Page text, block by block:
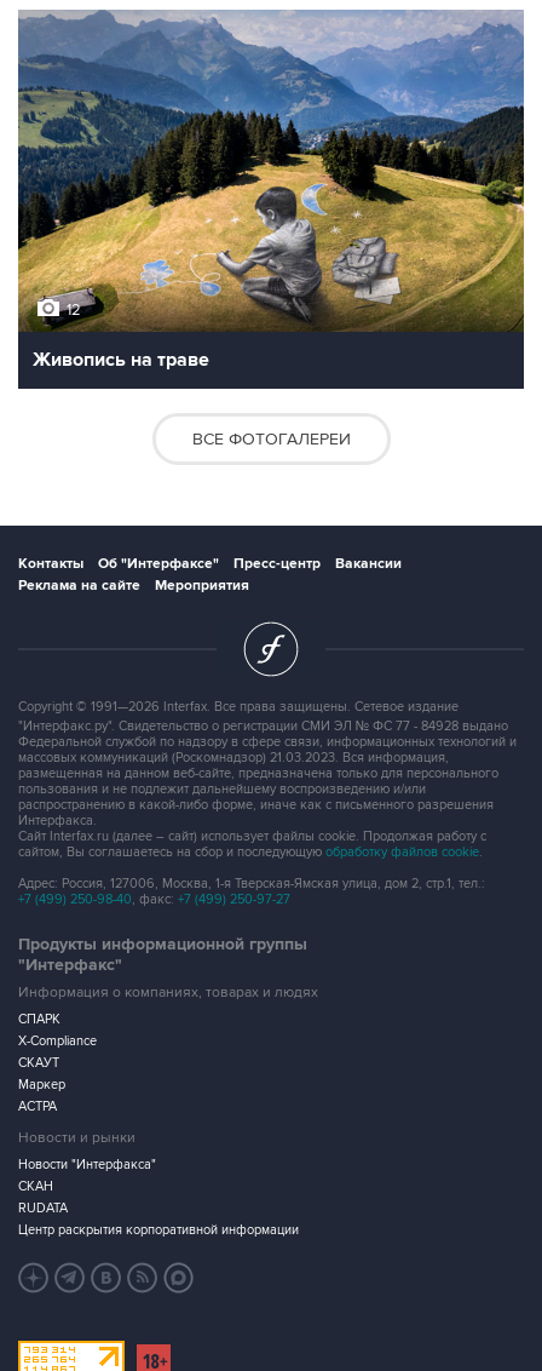
12
Живопись на траве
ВСЕ ФОТОГАЛЕРЕИ
Контакты Об "Интерфаксе" Пресс-центр
Вакансии
Реклама на сайте
Мероприятия
Copyright © 1991—2026 Interfax. Все права защищены. Сетевое издание
"Интерфакс.ру". Свидетельство о регистрации СМИ ЭЛ № ФС 77 - 84928 выдано
Федеральной службой по надзору в сфере связи, информационных технологий и
массовых коммуникаций (Роскомнадзор) 21.03.2023. Вся информация,
размещенная на данном веб-сайте, предназначена только для персонального
пользования и не подлежит дальнейшему воспроизведению и/или
распространению в какой-либо форме, иначе как с письменного разрешения
Интерфакса.
Сайт Interfax.ru (далее – сайт) использует файлы cookie. Продолжая работу с
сайтом, Вы соглашаетесь на сбор и последующую обработку файлов cookie.
Адрес: Россия, 127006, Москва, 1-я Тверская-Ямская улица, дом 2, стр.1, тел.:
+7 (499) 250-98-40, факс: +7 (499) 250-97-27
Продукты информационной группы
"Интерфакс"
Информация о компаниях, товарах и людях
СПАРК
X-Compliance
СКАУТ
Маркер
АСТРА
Новости и рынки
Новости "Интерфакса"
СКАН
RUDATA
Центр раскрытия корпоративной информации